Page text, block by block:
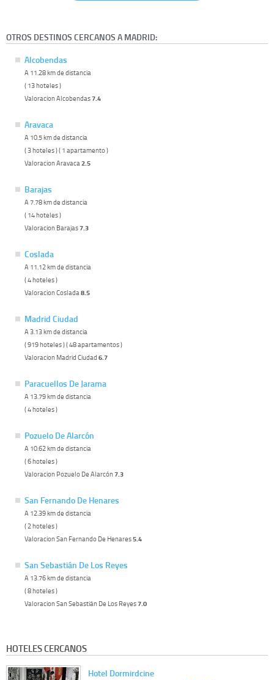
OTROS DESTINOS CERCANOS A MADRID:
Alcobendas
A 11.28 km de distancia
( 13 hoteles )
Valoracion Alcobendas7.4
Aravaca
A 10.5 km de distancia
( 3 hoteles ) ( 1 apartamento )
Valoracion Aravaca2.5
Barajas
A 7.78 km de distancia
( 14 hoteles )
Valoracion Barajas7.3
Coslada
A 11.12 km de distancia
( 4 hoteles )
Valoracion Coslada8.5
Madrid Ciudad
A 3.13 km de distancia
( 919 hoteles ) ( 48 apartamentos )
Valoracion Madrid Ciudad 6.7
Paracuellos De Jarama
A 13.79 km de distancia
( 4 hoteles )
Pozuelo De Alarcón
A 10.62 km de distancia
( 6 hoteles )
Valoracion Pozuelo De Alarcón7.3
San Fernando De Henares
A 12.39 km de distancia
( 2 hoteles )
Valoracion San Fernando De Henares5.4
San Sebastián De Los Reyes
A 13.76 km de distancia
( 8 hoteles )
Valoracion San Sebastián De Los Reyes7.0
HOTELES CERCANOS
Hotel Dormirdcine